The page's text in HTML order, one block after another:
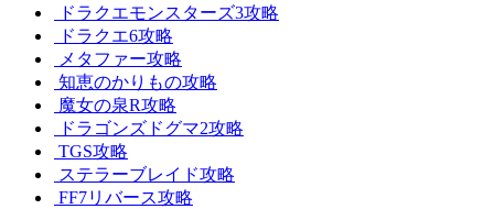
ドラクエモンスターズ3攻略
ドラクエ6攻略
メタファー攻略
知恵のかりもの攻略
魔女の泉R攻略
ドラゴンズドグマ2攻略
TGS攻略
ステラーブレイド攻略
FF7リバース攻略